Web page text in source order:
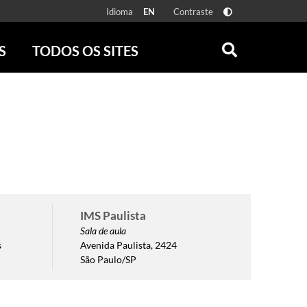
Idioma EN Contraste
TODOS OS SITES
VER TODOS
IMS Paulista
Sala de aula
Avenida Paulista, 2424
São Paulo/SP